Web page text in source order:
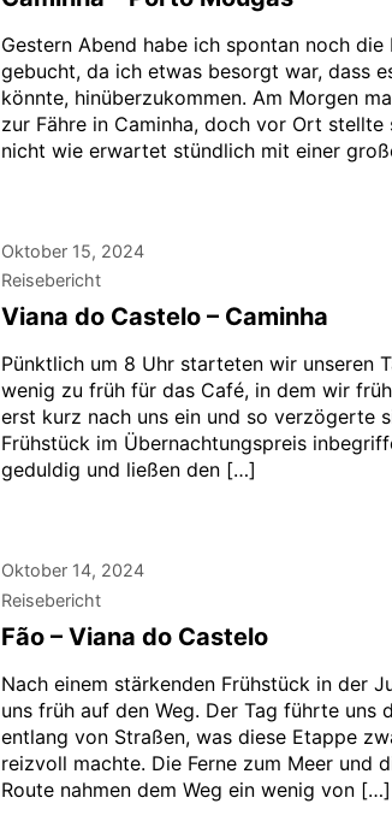
Gestern Abend habe ich spontan noch
gebucht, da ich etwas besorgt war, dass
könnte, hinüberzukommen. Am Morgen
zur Fähre in Caminha, doch vor Ort
nicht wie erwartet stündlich mit einer
Oktober 15, 2024
Reisebericht
Viana do Castelo – Caminha
Pünktlich um 8 Uhr starteten wir unseren
wenig zu früh für das Café, in dem wir
erst kurz nach uns ein und so verzögerte
Frühstück im Übernachtungspreis
geduldig und ließen den […]
Oktober 14, 2024
Reisebericht
Fão – Viana do Castelo
Nach einem stärkenden Frühstück in der
uns früh auf den Weg. Der Tag führte uns
entlang von Straßen, was diese Etappe
reizvoll machte. Die Ferne zum Meer und
Route nahmen dem Weg ein wenig von […]